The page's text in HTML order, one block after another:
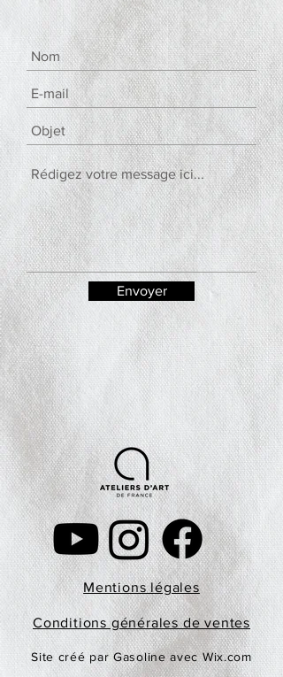
Envoyer
Mentions légales
Conditions générales de ventes
Site créé par Gasoline avec Wix.com